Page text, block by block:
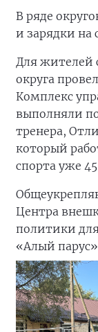
В ряде
и зарядки на
Для жителей
округа
Комплекс
выполняли
тренера,
который
спорта уже
Центра
политики
«Алый